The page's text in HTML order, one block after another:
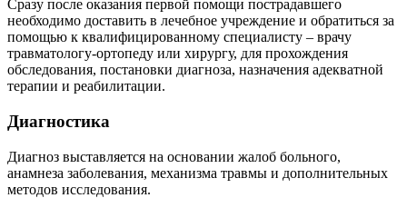
Сразу после оказания первой помощи пострадавшего
необходимо доставить в лечебное учреждение и обратиться за
помощью к квалифицированному специалисту – врачу
травматологу-ортопеду или хирургу, для прохождения
обследования, постановки диагноза, назначения адекватной
терапии и реабилитации.
Диагностика
Диагноз выставляется на основании жалоб больного,
анамнеза заболевания, механизма травмы и дополнительных
методов исследования.